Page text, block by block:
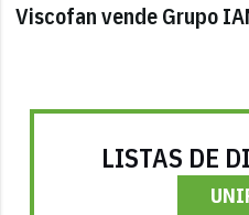
Viscofan vende Grupo
LISTAS DE